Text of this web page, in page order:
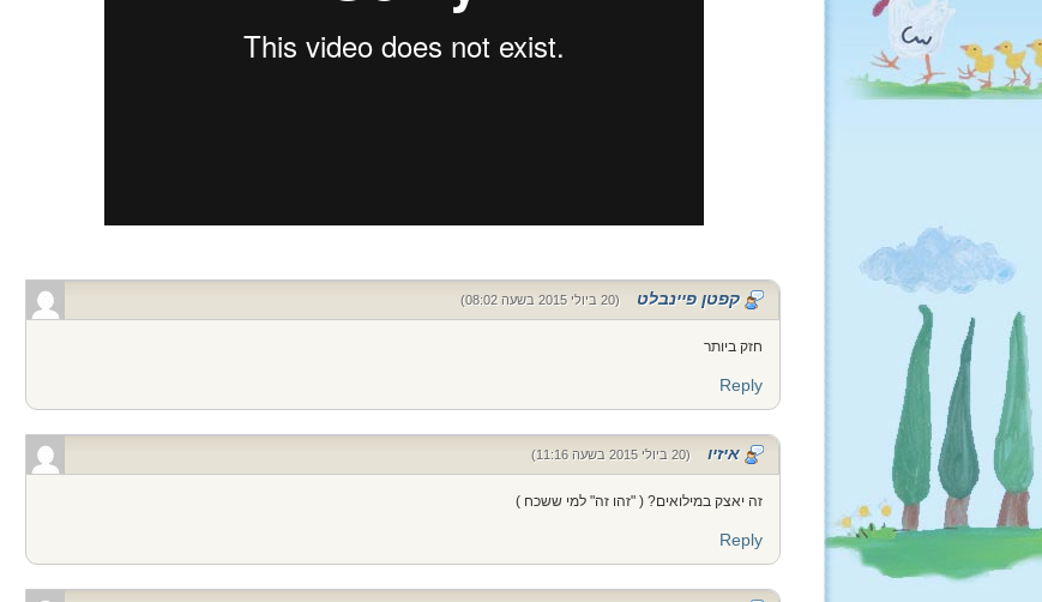
קפטן פיינבלט (20 ביולי 2015 בשעה 08:02)
חזק ביותר
Reply
איזיו (20 ביולי 2015 בשעה 11:16)
זה יאצק במילואים? ( "זהו זה" למי ששכח )
Reply